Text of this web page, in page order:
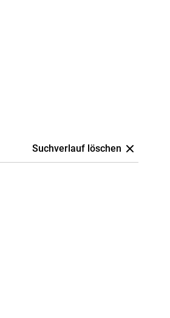
Suchverlauf löschen